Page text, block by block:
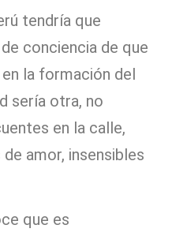
tendría que
conciencia de que
la formación del
sería otra, no
en la calle,
amor, insensibles
que es